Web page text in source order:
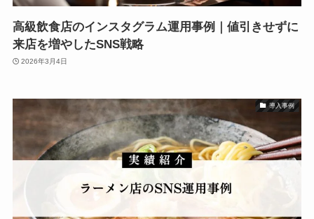
高級飲食店のインスタグラム運用事例｜値引きせずに
来店を増やしたSNS戦略
2026年3月4日
導入事例